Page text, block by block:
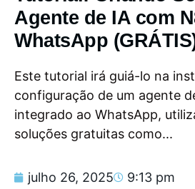
Agente de IA com
WhatsApp
Este tutorial irá guiá-lo na
configuração de um agente
integrado ao WhatsApp,
soluções gratuitas como...
julho 26, 2025 9:13 pm